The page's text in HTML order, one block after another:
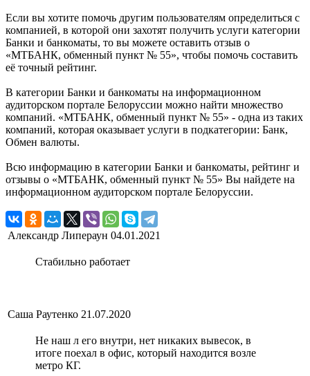
Если вы хотите помочь другим пользователям определиться с
компанией, в которой они захотят получить услуги категории
Банки и банкоматы, то вы можете оставить отзыв о
«МТБАНК, обменный пункт № 55», чтобы помочь составить
её точный рейтинг.
В категории Банки и банкоматы на информационном
аудиторском портале Белоруссии можно найти множество
компаний. «МТБАНК, обменный пункт № 55» - одна из таких
компаний, которая оказывает услуги в подкатегории: Банк,
Обмен валюты.
Всю информацию в категории Банки и банкоматы, рейтинг и
отзывы о «МТБАНК, обменный пункт № 55» Вы найдете на
информационном аудиторском портале Белоруссии.
Александр Липераун 04.01.2021
Стабильно работает
Саша Раутенко 21.07.2020
Не наш л его внутри, нет никаких вывесок, в
итоге поехал в офис, который находится возле
метро КГ.